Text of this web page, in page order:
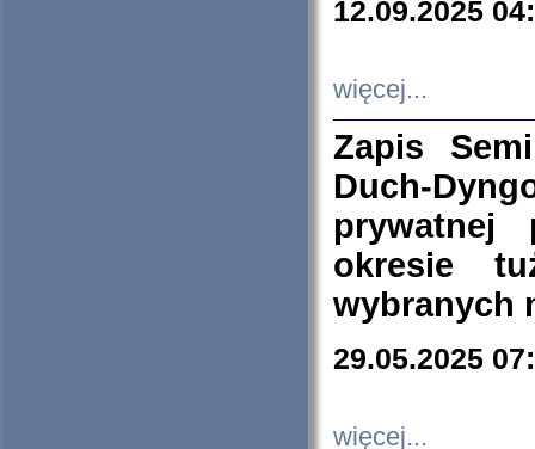
12.09.2025
więcej...
Zapis
Duch-
prywatnej
okresie
wybranych
29.05.2025
więcej...